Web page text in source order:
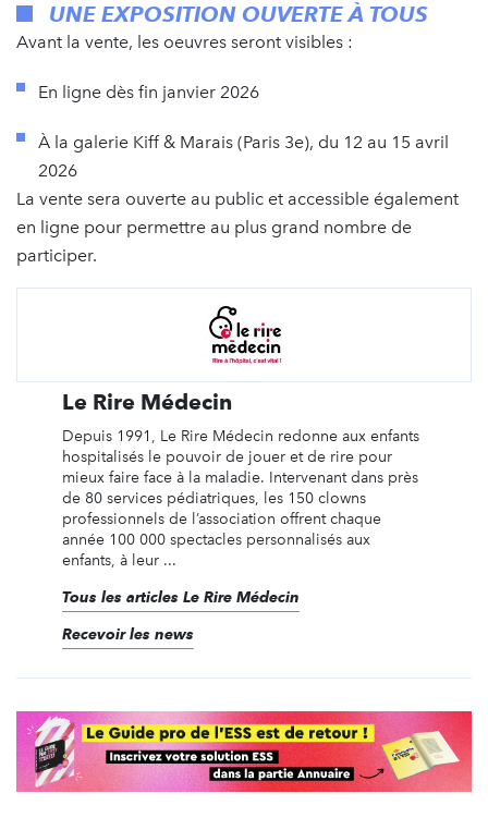
UNE EXPOSITION OUVERTE À TOUS
Avant la vente, les oeuvres seront visibles :
En ligne dès fin janvier 2026
À la galerie Kiff & Marais (Paris 3e), du 12 au 15 avril
2026
La vente sera ouverte au public et accessible également
en ligne pour permettre au plus grand nombre de
participer.
Le Rire Médecin
Depuis 1991, Le Rire Médecin redonne aux enfants
hospitalisés le pouvoir de jouer et de rire pour
mieux faire face à la maladie. Intervenant dans près
de 80 services pédiatriques, les 150 clowns
professionnels de l’association offrent chaque
année 100 000 spectacles personnalisés aux
enfants, à leur ...
Tous les articles Le Rire Médecin
Recevoir les news